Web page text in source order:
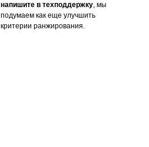
напишите в техподдержку, мы
подумаем как еще улучшить
критерии ранжирования.